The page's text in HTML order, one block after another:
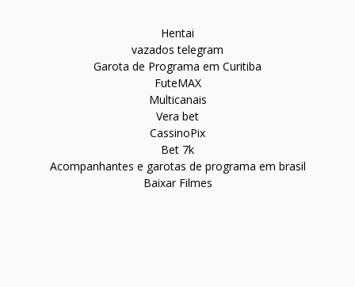
Hentai
vazados telegram
Garota de Programa em Curitiba
FuteMAX
Multicanais
Vera bet
CassinoPix
Bet 7k
Acompanhantes e garotas de programa em brasil
Baixar Filmes